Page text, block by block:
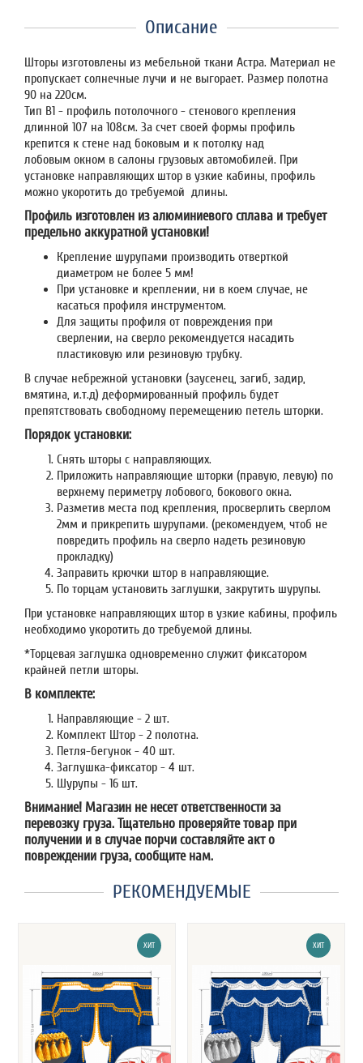
Описание
Шторы изготовлены из мебельной ткани Астра. Материал не
пропускает солнечные лучи и не выгорает. Размер полотна
90 на 220см.
Тип В1 - профиль потолочного - стенового крепления
длинной 107 на 108см. За счет своей формы профиль
крепится к стене над боковым и к потолку над
лобовым окном в салоны грузовых автомобилей. При
установке направляющих штор в узкие кабины, профиль
можно укоротить до требуемой длины.
Профиль изготовлен из алюминиевого сплава и требует
предельно аккуратной установки!
Крепление шурупами производить отверткой
диаметром не более 5 мм!
При установке и креплении, ни в коем случае, не
касаться профиля инструментом.
Для защиты профиля от повреждения при
сверлении, на сверло рекомендуется насадить
пластиковую или резиновую трубку.
В случае небрежной установки (заусенец, загиб, задир,
вмятина, и.т.д) деформированный профиль будет
препятствовать свободному перемещению петель шторки.
Порядок установки:
Снять шторы с направляющих.
Приложить направляющие шторки (правую, левую) по
верхнему периметру лобового, бокового окна.
Разметив места под крепления, просверлить сверлом
2мм и прикрепить шурупами. (рекомендуем, чтоб не
повредить профиль на сверло надеть резиновую
прокладку)
Заправить крючки штор в направляющие.
По торцам установить заглушки, закрутить шурупы.
При установке направляющих штор в узкие кабины, профиль
необходимо укоротить до требуемой длины.
*Торцевая заглушка одновременно служит фиксатором
крайней петли шторы.
В комплекте:
Направляющие - 2 шт.
Комплект Штор - 2 полотна.
Петля-бегунок - 40 шт.
Заглушка-фиксатор - 4 шт.
Шурупы - 16 шт.
Внимание! Магазин не несет ответственности за
перевозку груза. Тщательно проверяйте товар при
получении и в случае порчи составляйте акт о
повреждении груза, сообщите нам.
РЕКОМЕНДУЕМЫЕ
ХИТ ХИТ